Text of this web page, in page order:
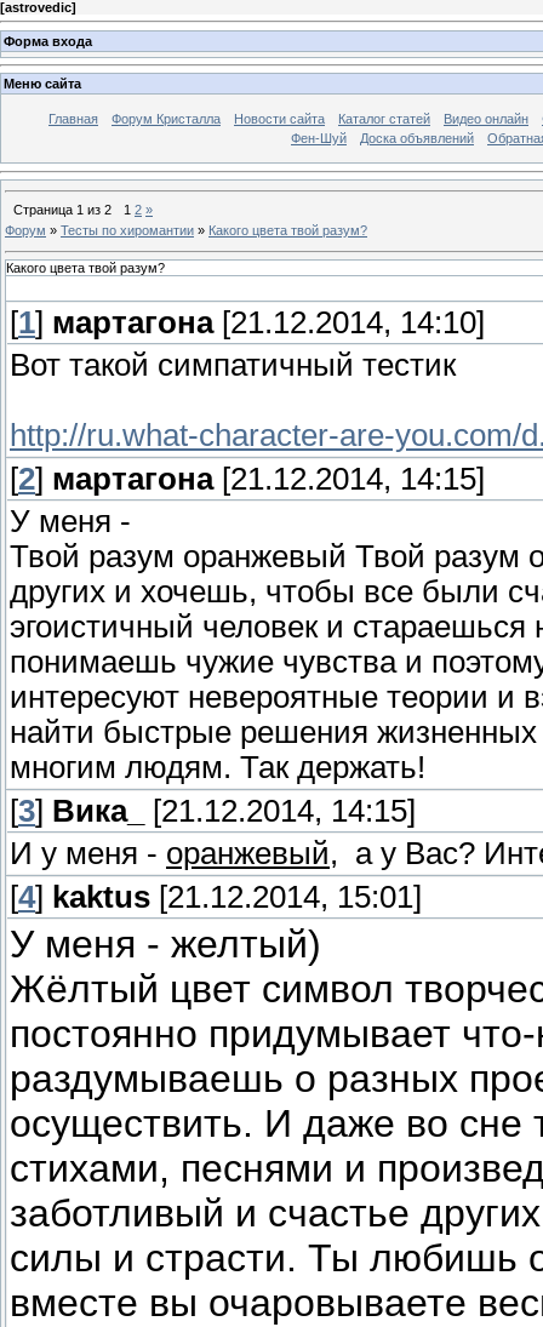
[astrovedic]
Форма входа
Меню сайта
Главная Форум Кристалла Новости сайта Каталог статей Видео онлайн
Фен-Шуй
Доска объявлений
Страница 1 из 2 1 2 »
Форум » Тесты по хиромантии » Какого цвета твой разум?
Какого цвета твой разум?
[1] мартагона[21.12.2014, 14:10]
Вот такой симпатичный тестик
http://ru.what-character-are-you.com/
[2] мартагона[21.12.2014, 14:15]
У меня -
Твой разум оранжевый Твой разум
других и хочешь, чтобы все были
эгоистичный человек и
понимаешь чужие чувства и
интересуют невероятные теории и
найти быстрые решения
многим людям. Так держать!
[3] Вика_
[21.12.2014, 14:15]
И у меня - оранжевый, а у Вас?
[4] kaktus [21.12.2014, 15:01]
У меня - желтый)
Жёлтый цвет символ
постоянно придумывает
раздумываешь о разных
осуществить. И даже во сне
стихами, песнями и
заботливый и счастье
силы и страсти. Ты любишь
вместе вы очаровываете